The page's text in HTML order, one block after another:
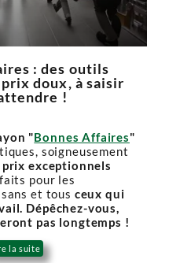
: des outils
doux, à saisir
!
"Bonnes Affaires"
soigneusement
prix exceptionnels
pour les
et tous ceux qui
Dépêchez-vous,
pas longtemps !
la suite